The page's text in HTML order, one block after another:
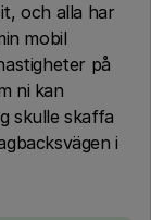
och alla har
mobil
på
ni kan
skulle skaffa
i